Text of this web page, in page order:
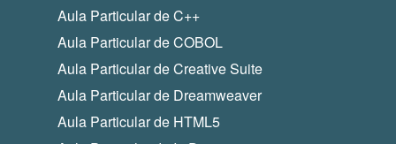
Aula Particular de C++
Aula Particular de COBOL
Aula Particular de Creative Suite
Aula Particular de Dreamweaver
Aula Particular de HTML5